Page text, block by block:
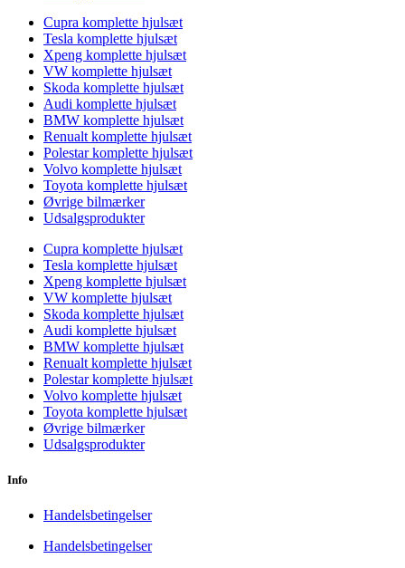
Cupra komplette hjulsæt
Tesla komplette hjulsæt
Xpeng komplette hjulsæt
VW komplette hjulsæt
Skoda komplette hjulsæt
Audi komplette hjulsæt
BMW komplette hjulsæt
Renualt komplette hjulsæt
Polestar komplette hjulsæt
Volvo komplette hjulsæt
Toyota komplette hjulsæt
Øvrige bilmærker
Udsalgsprodukter
Cupra komplette hjulsæt
Tesla komplette hjulsæt
Xpeng komplette hjulsæt
VW komplette hjulsæt
Skoda komplette hjulsæt
Audi komplette hjulsæt
BMW komplette hjulsæt
Renualt komplette hjulsæt
Polestar komplette hjulsæt
Volvo komplette hjulsæt
Toyota komplette hjulsæt
Øvrige bilmærker
Udsalgsprodukter
Info
Handelsbetingelser
Handelsbetingelser